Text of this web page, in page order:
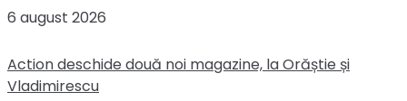
6 august 2026
Action deschide două noi magazine, la Orăștie și
Vladimirescu